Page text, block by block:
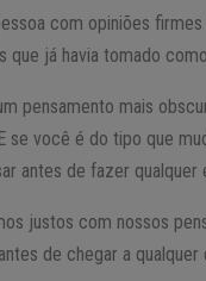
com opiniões
que já havia tomado
pensamento mais
se você é do tipo que
antes de fazer qualquer
justos com nossos
de chegar a qualquer